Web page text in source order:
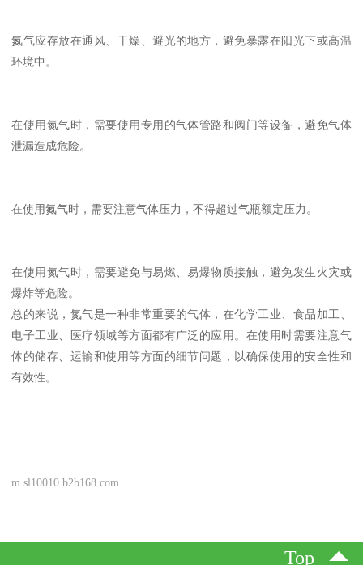
氮气应存放在通风、干燥、避光的地方，避免暴露在阳光下或高温
环境中。
在使用氮气时，需要使用专用的气体管路和阀门等设备，避免气体
泄漏造成危险。
在使用氮气时，需要注意气体压力，不得超过气瓶额定压力。
在使用氮气时，需要避免与易燃、易爆物质接触，避免发生火灾或
爆炸等危险。
总的来说，氮气是一种非常重要的气体，在化学工业、食品加工、
电子工业、医疗领域等方面都有广泛的应用。在使用时需要注意气
体的储存、运输和使用等方面的细节问题，以确保使用的安全性和
有效性。
m.sl10010.b2b168.com
Top